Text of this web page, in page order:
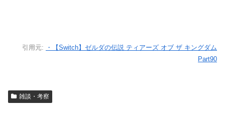
引用元:
・【Switch】ゼルダの伝説 ティアーズ オブ ザ キングダム
Part90
雑談・考察